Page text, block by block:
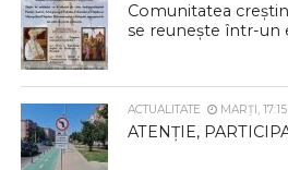
Comunitatea
se reunește într-un
ACTUALITATE MARȚI, 17:15
ATENȚIE,